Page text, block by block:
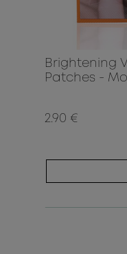
Brightening
Patches -
2.90 €